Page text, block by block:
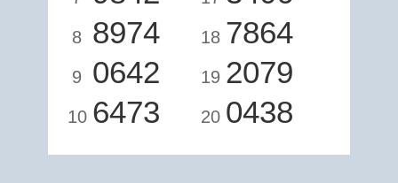
8 8974
9 0642
10 6473
18 7864
19 2079
20 0438